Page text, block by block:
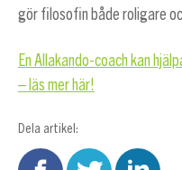
gör filosofin både roligare
En Allakando-coach kan
– läs mer här!
Dela artikel: